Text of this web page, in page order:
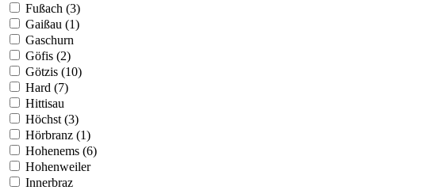
Fußach (3)
Gaißau (1)
Gaschurn
Göfis (2)
Götzis (10)
Hard (7)
Hittisau
Höchst (3)
Hörbranz (1)
Hohenems (6)
Hohenweiler
Innerbraz